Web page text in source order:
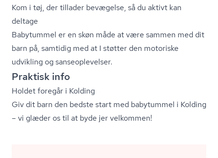
Kom i tøj, der tillader bevægelse, så du aktivt kan
deltage
Babytummel er en skøn måde at være sammen med dit
barn på, samtidig med at I støtter den motoriske
udvikling og san­se­op­le­vel­ser.
Praktisk info
Holdet foregår i Kolding
Giv dit barn den bedste start med babytummel i Kolding
– vi glæder os til at byde jer velkommen!